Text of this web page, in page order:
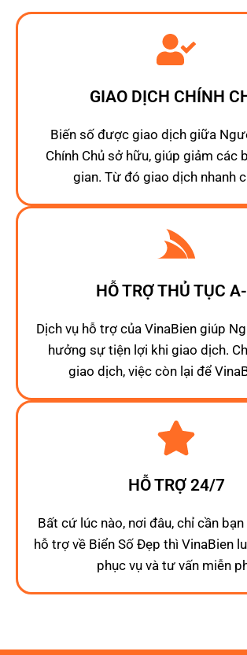
GIAO DỊCH CHÍNH
Biến số được giao dịch giữa
Chính Chủ sở hữu, giúp giảm các
gian. Từ đó giao dịch nhanh
HỖ TRỢ THỦ TỤC
Dịch vụ hỗ trợ của VinaBien giúp
hưởng sự tiện lợi khi giao dịch.
giao dịch, việc còn lại để
HỖ TRỢ 24/7
Bất cứ lúc nào, nơi đâu, chỉ cần
hỗ trợ về Biển Số Đẹp thì VinaBien
phục vụ và tư vấn miễn